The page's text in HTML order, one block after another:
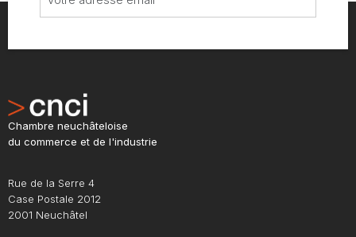
Chambre neuchâteloise
du commerce et de l'industrie
Rue de la Serre 4
Case Postale 2012
2001 Neuchâtel